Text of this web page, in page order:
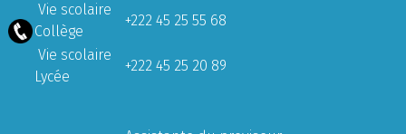
Vie scolaire
Collège
+222 45 25 55 68
Vie scolaire
Lycée
+222 45 25 20 89